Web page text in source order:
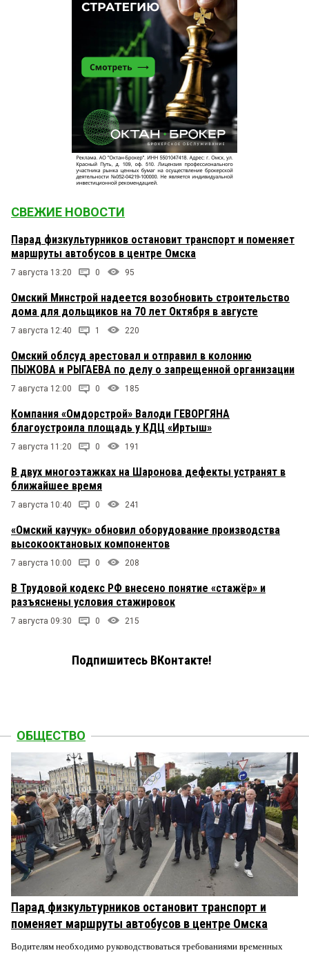
СВЕЖИЕ НОВОСТИ
Парад физкультурников остановит транспорт и поменяет
маршруты автобусов в центре Омска
7 августа 13:20 0 95
Омский Минстрой надеется возобновить строительство
дома для дольщиков на 70 лет Октября в августе
7 августа 12:40 1 220
Омский облсуд арестовал и отправил в колонию
ПЫЖОВА и РЫГАЕВА по делу о запрещенной организации
7 августа 12:00 0 185
Компания «Омдорстрой» Валоди ГЕВОРГЯНА
благоустроила площадь у КДЦ «Иртыш»
7 августа 11:20 0 191
В двух многоэтажках на Шаронова дефекты устранят в
ближайшее время
7 августа 10:40 0 241
«Омский каучук» обновил оборудование производства
высокооктановых компонентов
7 августа 10:00 0 208
В Трудовой кодекс РФ внесено понятие «стажёр» и
разъяснены условия стажировок
7 августа 09:30 0 215
Подпишитесь ВКонтакте!
ОБЩЕСТВО
Парад физкультурников остановит транспорт и
поменяет маршруты автобусов в центре Омска
Водителям необходимо руководствоваться требованиями временных